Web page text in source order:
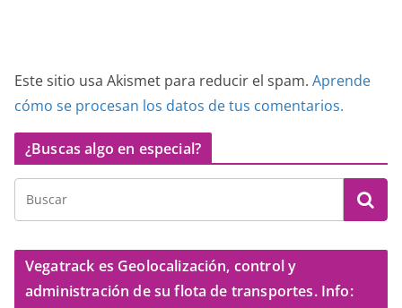
Este sitio usa Akismet para reducir el spam. Aprende
cómo se procesan los datos de tus comentarios.
¿Buscas algo en especial?
Vegatrack es Geolocalización, control y
administración de su flota de transportes. Info: